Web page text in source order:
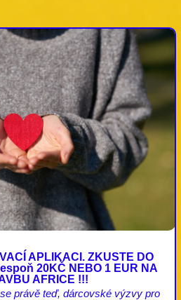
APLIKACI. ZKUSTE DO
20KČ NEBO 1 EUR NA
AFRICE !!!
právě teď,dárcovské výzvy pro